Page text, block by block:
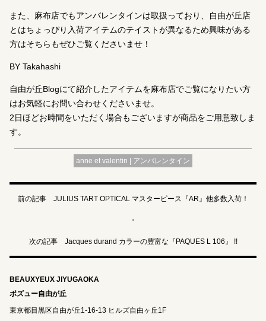
また、麻布店でもアンバレンタインは取扱っており、自由が丘店
とはちょっぴり入荷アイテムのテイストが異なるため興味がある
方はそちらもぜひご覧くださいませ！
BY Takahashi
自由が丘Blogにて紹介したアイテムを麻布店でご覧になりたい方
はお気軽にお問い合わせくださいませ。
2日ほどお時間をいただく場合もございますが商品をご用意致しま
す。
anne et valentin | アンバレンタイン
前の記事 JULIUS TART OPTICAL マスターピース『AR』他多数入荷！
・
次の記事 Jacques durand カラーの豊富な『PAQUES L 106』 !!
BEAUXYEUX JIYUGAOKA
ボズュー自由が丘
東京都目黒区自由が丘1-16-13 ヒルズ自由ヶ丘1F